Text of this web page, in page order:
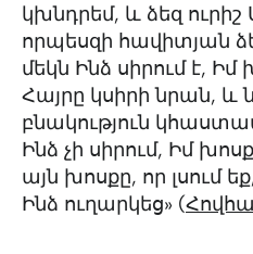
կխնդրեմ, և ձեզ
որպեսզի հավիտյան
մեկն Ինձ սիրում է,
Հայրը կսիրի նրան, և
բնակություն
Ինձ չի սիրում, Իմ
այն խոսքը, որ լսում
Ինձ ուղարկեց» (